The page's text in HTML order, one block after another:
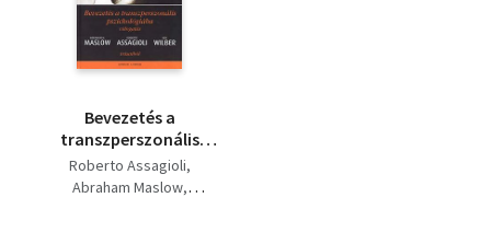
Bevezetés a
transzperszonális
pszichológiába
Roberto Assagioli
Abraham Maslow